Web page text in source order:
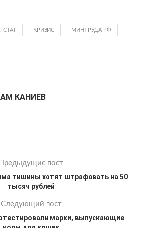
КРИЗИС МИНТРУДА РФ
КАНИЕВ
Предыдущие пост
тишины хотят штрафовать на 50
тысяч рублей
Следующий пост
марки, выпускающие